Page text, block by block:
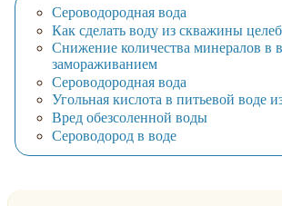
Сероводородная вода
Как сделать воду из скважины
Снижение количества минералов в
замораживанием
Сероводородная вода
Угольная кислота в питьевой воде
Вред обезсоленной воды
Сероводород в воде